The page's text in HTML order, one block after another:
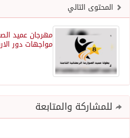
المحتوى التالي
مهرجان عميد
مواجهات دور
للمشاركة والمتابعة